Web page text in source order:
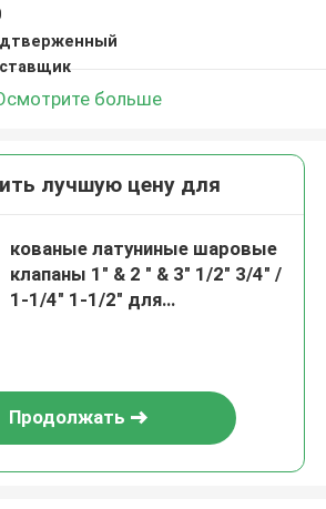
больше
лучшую цену для
кованые латуниные шаровые
клапаны 1" & 2 " & 3" 1/2" 3/4" /
1-1/4" 1-1/2" для
Продолжать